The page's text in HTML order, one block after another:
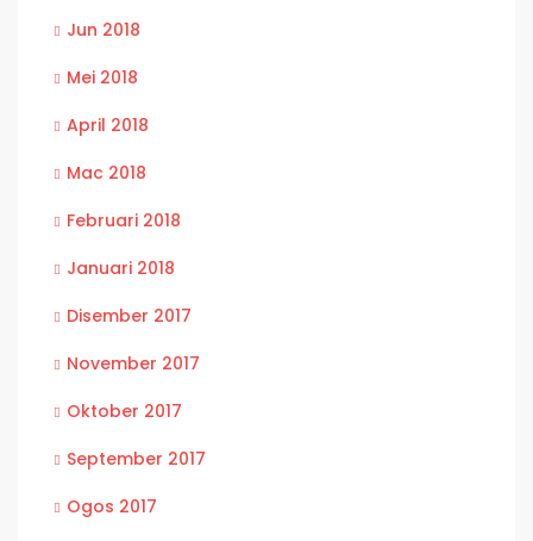
Jun 2018
Mei 2018
April 2018
Mac 2018
Februari 2018
Januari 2018
Disember 2017
November 2017
Oktober 2017
September 2017
Ogos 2017